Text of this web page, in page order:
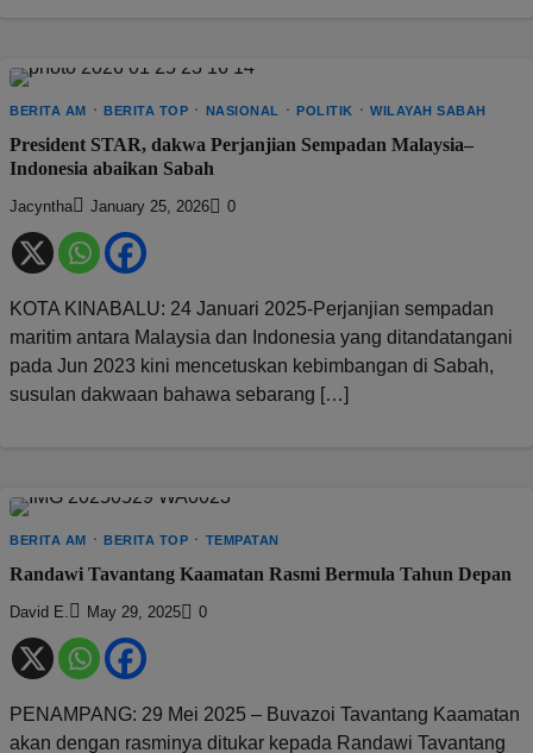
BERITA AM BERITA TOP NASIONAL POLITIK WILAYAH SABAH
President STAR, dakwa Perjanjian Sempadan Malaysia–
Indonesia abaikan Sabah
Jacyntha January 25, 2026 0
KOTA KINABALU: 24 Januari 2025-Perjanjian sempadan
maritim antara Malaysia dan Indonesia yang ditandatangani
pada Jun 2023 kini mencetuskan kebimbangan di Sabah,
susulan dakwaan bahawa sebarang […]
BERITA AM BERITA TOP TEMPATAN
Randawi Tavantang Kaamatan Rasmi Bermula Tahun Depan
David E. May 29, 2025 0
PENAMPANG: 29 Mei 2025 – Buvazoi Tavantang Kaamatan
akan dengan rasminya ditukar kepada Randawi Tavantang